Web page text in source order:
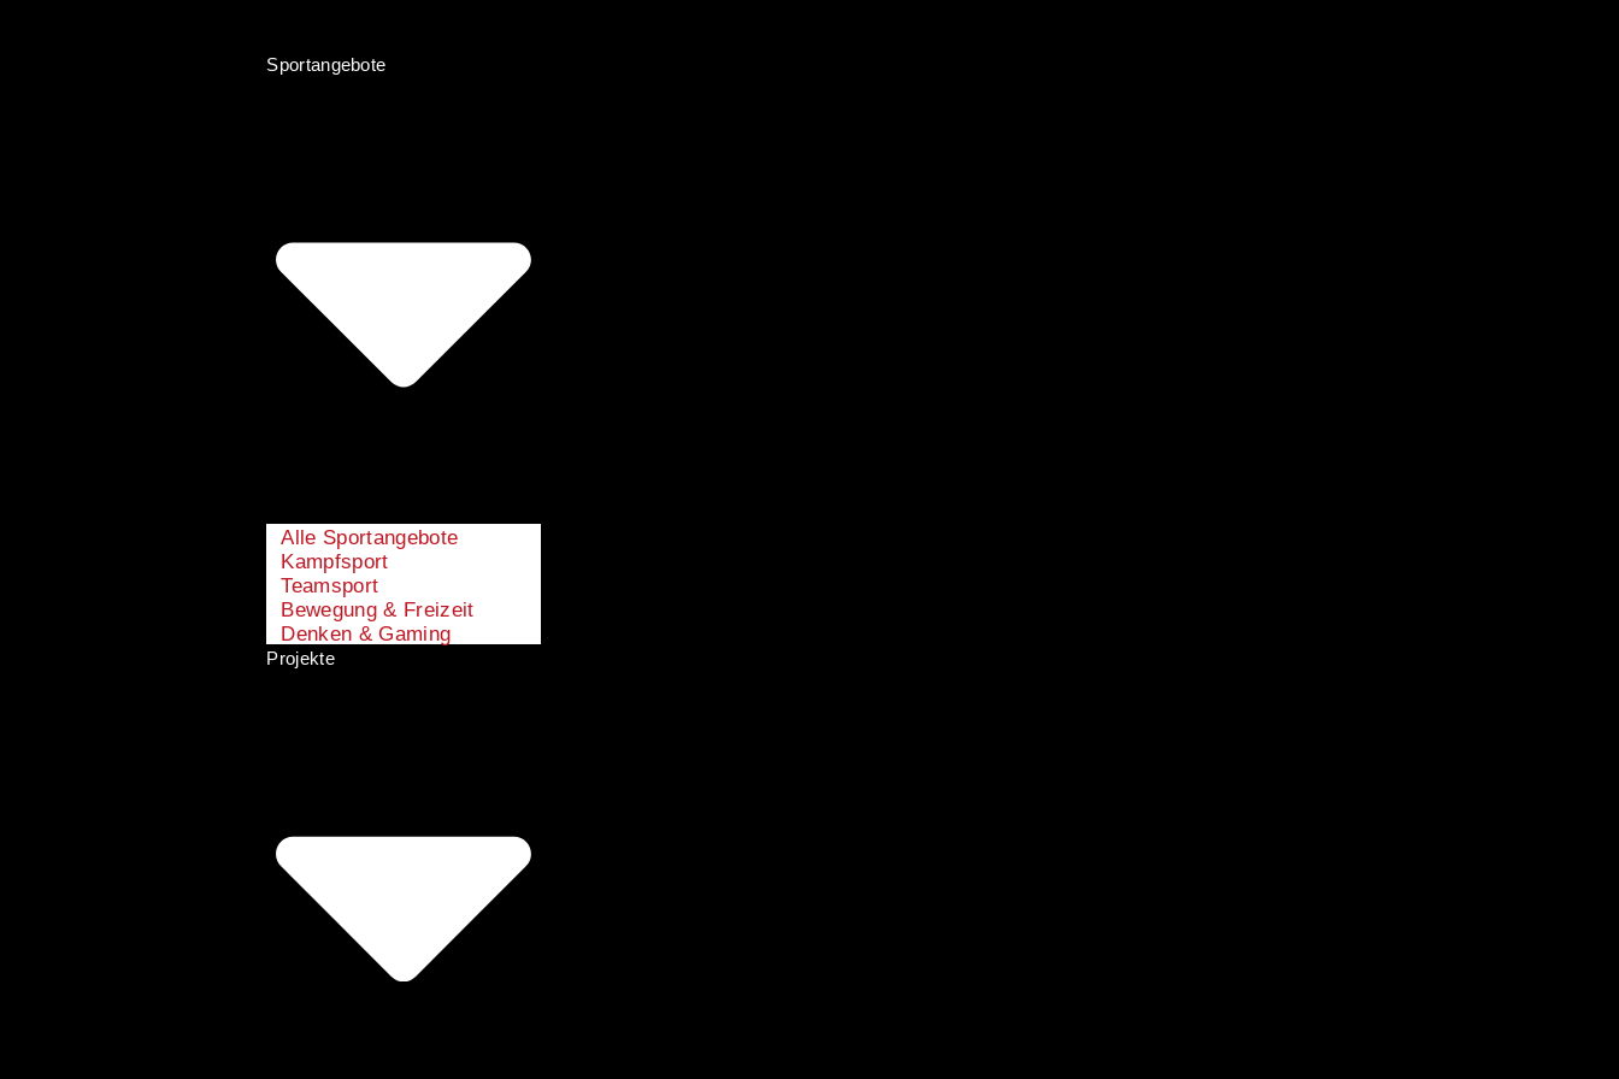
Sportangebote
Alle Sportangebote
Kampfsport
Teamsport
Bewegung & Freizeit
Denken & Gaming
Projekte